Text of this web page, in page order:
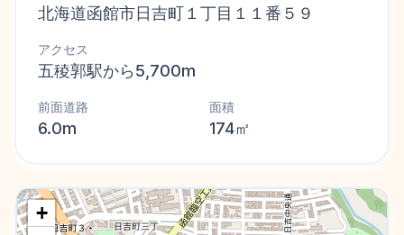
北海道函館市日吉町１丁目１１番５９
アクセス
五稜郭駅から5,700m
前面道路
6.0m
面積
174㎡
+